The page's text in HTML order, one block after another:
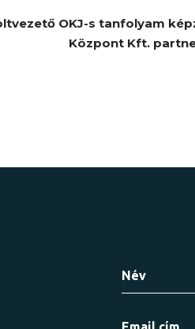
OKJ-s tanfolyam
Központ Kft.